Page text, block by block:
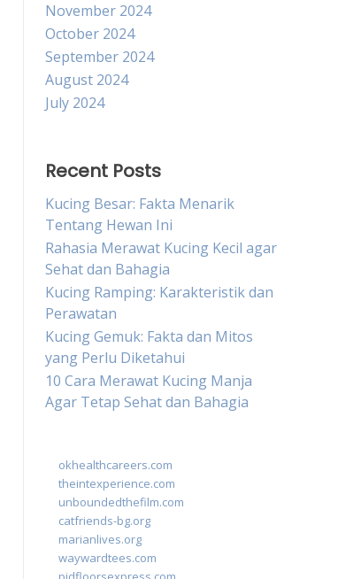
November 2024
October 2024
September 2024
August 2024
July 2024
Recent Posts
Kucing Besar: Fakta Menarik
Tentang Hewan Ini
Rahasia Merawat Kucing Kecil agar
Sehat dan Bahagia
Kucing Ramping: Karakteristik dan
Perawatan
Kucing Gemuk: Fakta dan Mitos
yang Perlu Diketahui
10 Cara Merawat Kucing Manja
Agar Tetap Sehat dan Bahagia
okhealthcareers.com
theintexperience.com
unboundedthefilm.com
catfriends-bg.org
marianlives.org
waywardtees.com